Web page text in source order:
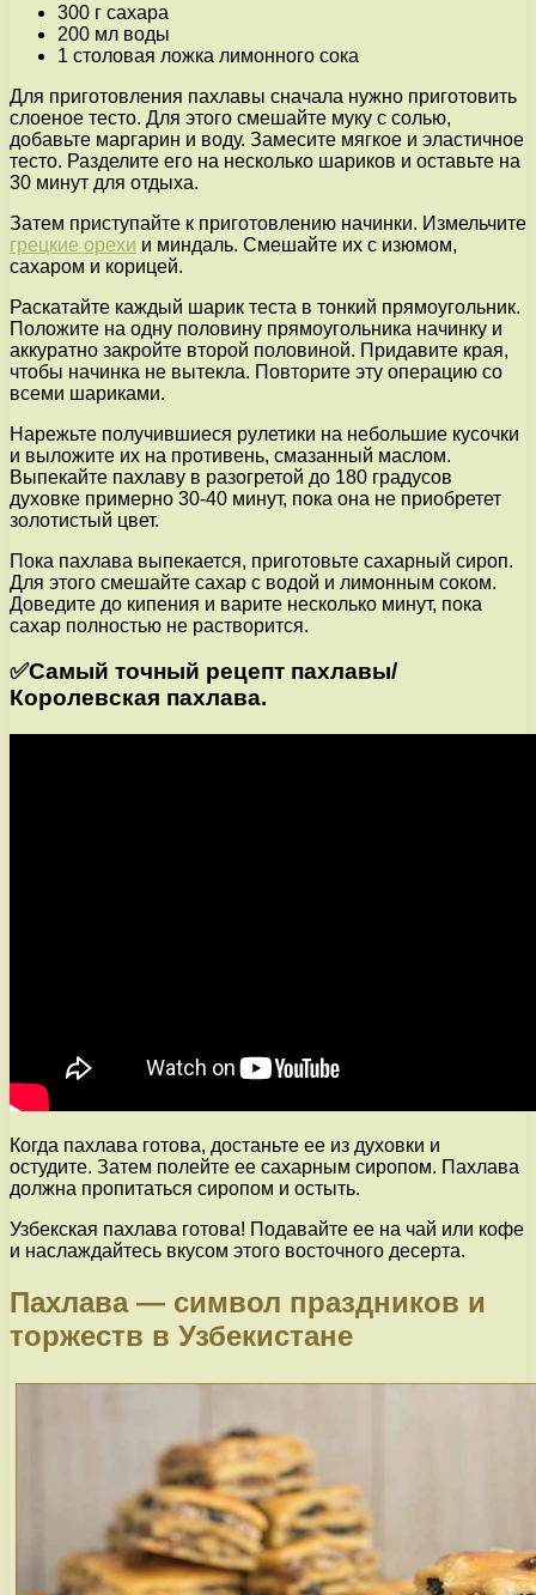
300 г сахара
200 мл воды
1 столовая ложка лимонного сока
Для приготовления пахлавы сначала нужно приготовить
слоеное тесто. Для этого смешайте муку с солью,
добавьте маргарин и воду. Замесите мягкое и эластичное
тесто. Разделите его на несколько шариков и оставьте на
30 минут для отдыха.
Затем приступайте к приготовлению начинки. Измельчите
грецкие орехи и миндаль. Смешайте их с изюмом,
сахаром и корицей.
Раскатайте каждый шарик теста в тонкий прямоугольник.
Положите на одну половину прямоугольника начинку и
аккуратно закройте второй половиной. Придавите края,
чтобы начинка не вытекла. Повторите эту операцию со
всеми шариками.
Нарежьте получившиеся рулетики на небольшие кусочки
и выложите их на противень, смазанный маслом.
Выпекайте пахлаву в разогретой до 180 градусов
духовке примерно 30-40 минут, пока она не приобретет
золотистый цвет.
Пока пахлава выпекается, приготовьте сахарный сироп.
Для этого смешайте сахар с водой и лимонным соком.
Доведите до кипения и варите несколько минут, пока
сахар полностью не растворится.
✅Самый точный рецепт пахлавы/
Королевская пахлава.
Когда пахлава готова, достаньте ее из духовки и
остудите. Затем полейте ее сахарным сиропом. Пахлава
должна пропитаться сиропом и остыть.
Узбекская пахлава готова! Подавайте ее на чай или кофе
и наслаждайтесь вкусом этого восточного десерта.
Пахлава — символ праздников и
торжеств в Узбекистане